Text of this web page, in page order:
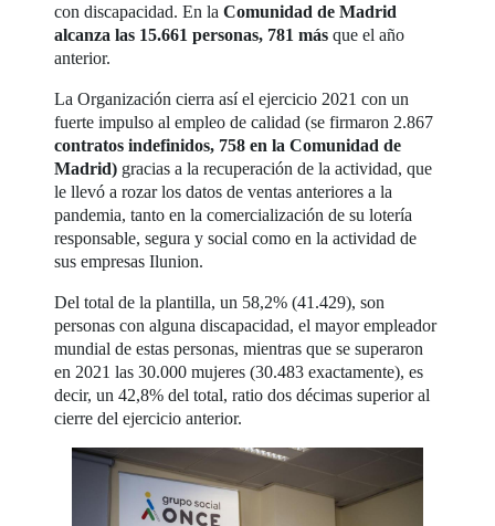
con discapacidad. En laComunidad de Madrid
alcanza las 15.661 personas, 781 más que el año
anterior.
La Organización cierra así el ejercicio 2021 con un
fuerte impulso al empleo de calidad (se firmaron 2.867
contratos indefinidos, 758 en la Comunidad de
Madrid) gracias a la recuperación de la actividad, que
le llevó a rozar los datos de ventas anteriores a la
pandemia, tanto en la comercialización de su lotería
responsable, segura y social como en la actividad de
sus empresas Ilunion.
Del total de la plantilla, un 58,2% (41.429), son
personas con alguna discapacidad, el mayor empleador
mundial de estas personas, mientras que se superaron
en 2021 las 30.000 mujeres (30.483 exactamente), es
decir, un 42,8% del total, ratio dos décimas superior al
cierre del ejercicio anterior.